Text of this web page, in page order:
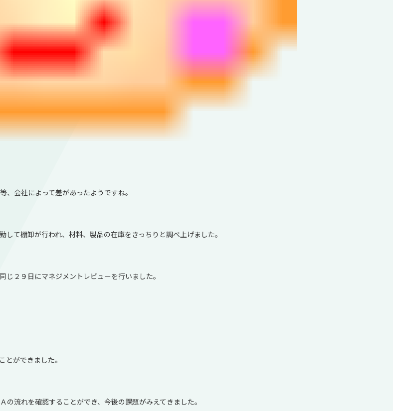
会社によって差があったようですね。
て棚卸が行われ、材料、製品の在庫をきっちりと調べ上げました。
２９日にマネジメントレビューを行いました。
ができました。
流れを確認することができ、今後の課題がみえてきました。